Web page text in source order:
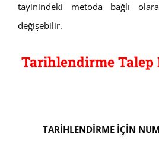
tayinindeki metoda bağlı
değişebilir.
Tarihlendirme Talep
TARİHLENDİRME İÇİN